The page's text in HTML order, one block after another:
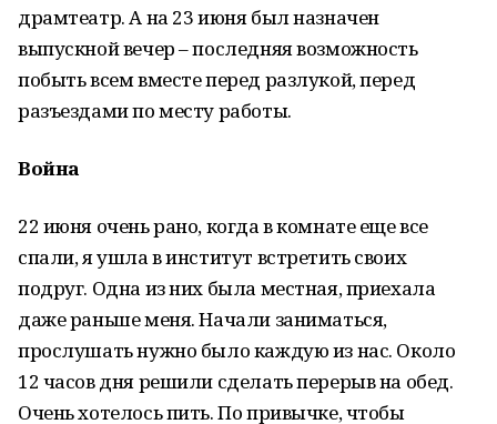
драмтеатр. А на 23 июня был назначен
выпускной вечер – последняя возможность
побыть всем вместе перед разлукой, перед
разъездами по месту работы.
Война
22 июня очень рано, когда в комнате еще все
спали, я ушла в институт встретить своих
подруг. Одна из них была местная, приехала
даже раньше меня. Начали заниматься,
прослушать нужно было каждую из нас. Около
12 часов дня решили сделать перерыв на обед.
Очень хотелось пить. По привычке, чтобы